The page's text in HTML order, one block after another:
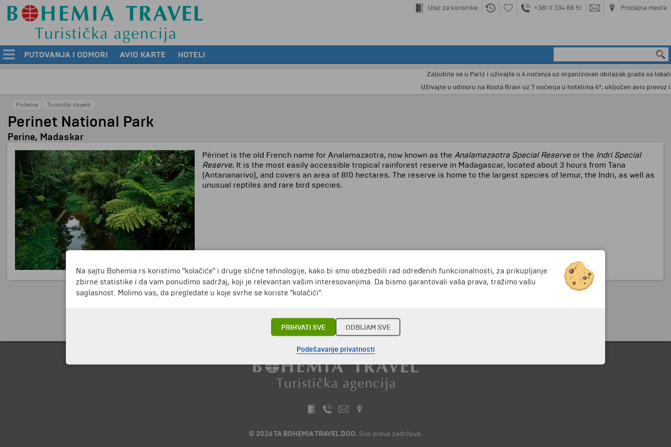
Ulaz za korisnike +381 11 334 88 51 Prodajna mesta
PUTOVANJA I ODMORI AVIO KARTE HOTELI
Zaljubite se u Pariz i uživajte u 4 noćenja uz organizovan obilazak grada sa
Uživajte u odmoru na Kosta Bravi uz 7 noćenja u hotelima 4*, uključen avio prevoz i
Početna Turistički objekti
Perinet National Park
Perine, Madaskar
Périnet is the old French name for Analamazaotra, now known as the Analamazaotra Special Reserveor the Indri Special
Reserve. It is the most easily accessible tropical rainforest reserve in Madagascar, located about 3 hours from Tana
(Antananarivo), and covers an area of 810 hectares. The reserve is home to the largest species of lemur, the Indri, as well as
unusual reptiles and rare bird species.
Putovanja i odmori do Madaskar »
© 2026 TA BOHEMIA TRAVEL DOO. Sva prava zadržava.
Na sajtu Bohemia.rs koristimo "kolačiće" i druge slične tehnologije, kako bi smo obezbedili rad određenih funkcionalnosti, za prikupljanje
zbirne statistike i da vam ponudimo sadržaj, koji je relevantan vašim interesovanjima. Da bismo garantovali vaša prava, tražimo vašu
saglasnost. Molimo vas, da pregledate u koje svrhe se koriste "kolačići".
PRIHVATI SVE ODBIJAM SVE
Podešavanje privatnosti